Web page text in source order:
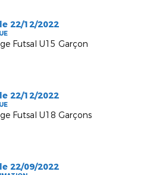
22/12/2022
Futsal U15 Garçon
22/12/2022
Futsal U18 Garçons
22/09/2022